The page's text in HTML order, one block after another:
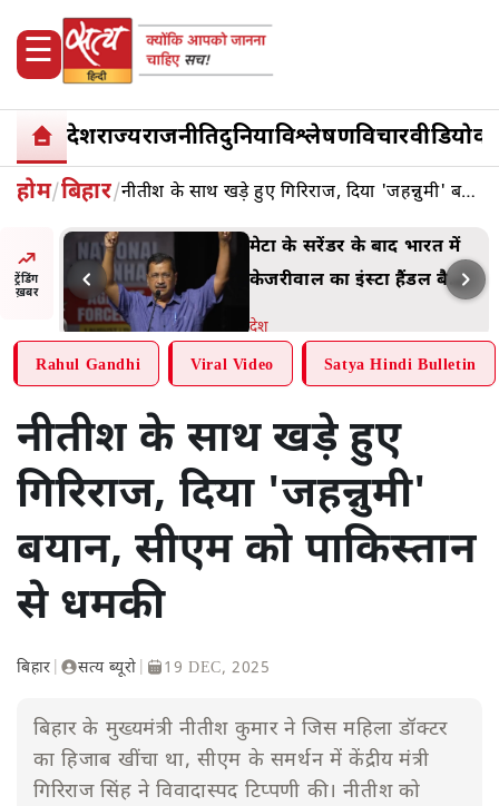
☰
देशराज्यराजनीतिदुनियाविश्लेषणविचारवीडियो
होम/बिहार/ नीतीश के साथ खड़े हुए गिरिराज, दिया 'जहन्नुमी' बयान, सीएम को पाकिस्तान से धमकी
ट्रेंडिंग
ख़बर
मेटा के सरेंडर के बाद भारत में
केजरीवाल का इंस्टा हैंडल बैनः
AAP का आरोप
देश
Rahul Gandhi Viral Video Satya Hindi Bulletin
नीतीश के साथ खड़े हुए
गिरिराज, दिया 'जहन्नुमी'
बयान, सीएम को पाकिस्तान
से धमकी
बिहार सत्य ब्यूरो 19 DEC, 2025
बिहार के मुख्यमंत्री नीतीश कुमार ने जिस महिला डॉक्टर
का हिजाब खींचा था, सीएम के समर्थन में केंद्रीय मंत्री
गिरिराज सिंह ने विवादास्पद टिप्पणी की। नीतीश को